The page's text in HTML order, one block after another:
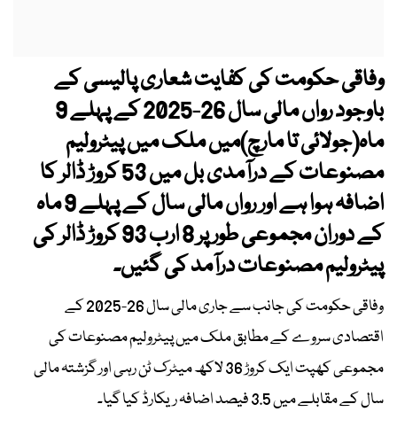
وفاقی حکومت کی کفایت شعاری پالیسی کے
باوجود رواں مالی سال 26-2025 کے پہلے 9
ماہ(جولائی تا مارچ)میں ملک میں پیٹرولیم
مصنوعات کے درآمدی بل میں 53 کروڑ ڈالر کا
اضافہ ہوا ہے اور رواں مالی سال کے پہلے 9 ماہ
کے دوران مجموعی طور پر 8 ارب 93 کروڑ ڈالر کی
پیٹرولیم مصنوعات درآمد کی گئیں۔
وفاقی حکومت کی جانب سے جاری مالی سال 26-2025 کے
اقتصادی سروے کے مطابق ملک میں پیٹرولیم مصنوعات کی
مجموعی کھپت ایک کروڑ 36 لاکھ میٹرک ٹن رہی اور گزشتہ مالی
سال کے مقابلے میں 3.5 فیصد اضافہ ریکارڈ کیا گیا۔